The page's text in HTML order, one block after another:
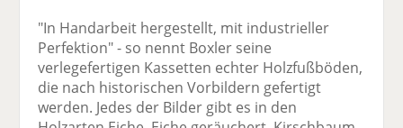
"In Handarbeit hergestellt, mit industrieller
Perfektion" - so nennt Boxler seine
verlegefertigen Kassetten echter Holzfußböden,
die nach historischen Vorbildern gefertigt
werden. Jedes der Bilder gibt es in den